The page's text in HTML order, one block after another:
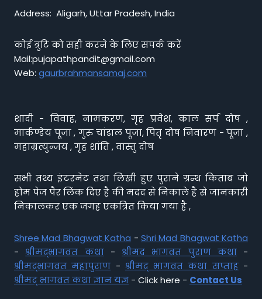
Address: Aligarh, Uttar Pradesh, India
कोई त्रुटि को सही करने के लिए संपर्क करें
Mail:pujapathpandit@gmail.com
Web: gaurbrahmansamaj.com
शादी - विवाह, नामकरण, गृह प्रवेश, काल सर्प दोष ,
मार्कण्डेय पूजा , गुरु चांडाल पूजा, पितृ दोष निवारण - पूजा ,
महाम्रत्युन्जय , गृह शांति , वास्तु दोष
सभी तथ्य इंटरनेट तथा लिखी हुए पुराने ग्रन्थ किताब जो
होम पेज पैर लिंक दिए है की मदद से निकाले है से जानकारी
निकालकर एक जगह एकत्रित किया गया है ,
Shree Mad Bhagwat Katha - Shri Mad Bhagwat Katha
- श्रीमद्भागवत कथा- श्रीमद भागवत पुराण कथा-
श्रीमद्भागवत महापुराण - श्रीमद् भागवत कथा सप्ताह-
श्रीमद् भागवत कथा ज्ञान यज्ञ - Click here - Contact Us